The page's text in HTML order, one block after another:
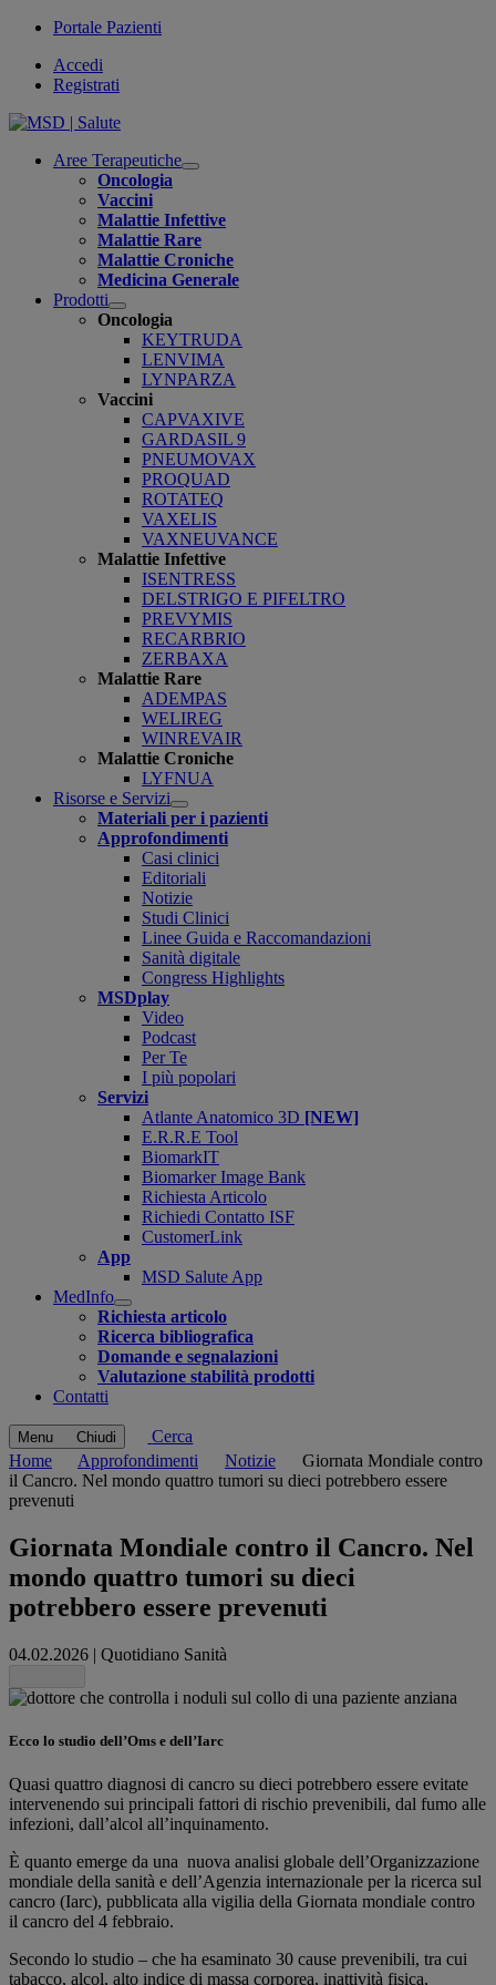
Portale Pazienti
Accedi
Registrati
Aree Terapeutiche
Open
Oncologia
Vaccini
Malattie Infettive
Malattie Rare
Malattie Croniche
Medicina Generale
Prodotti
Open
submenu
Oncologia
KEYTRUDA
LENVIMA
LYNPARZA
Vaccini
CAPVAXIVE
GARDASIL 9
PNEUMOVAX
PROQUAD
ROTATEQ
VAXELIS
VAXNEUVANCE
Malattie Infettive
ISENTRESS
DELSTRIGO E PIFELTRO
PREVYMIS
RECARBRIO
ZERBAXA
Malattie Rare
ADEMPAS
WELIREG
WINREVAIR
Malattie Croniche
LYFNUA
Risorse e Servizi
Open
submenu
Materiali per i pazienti
Approfondimenti
Casi clinici
Editoriali
Notizie
Studi Clinici
Linee Guida e Raccomandazioni
Sanità digitale
Congress Highlights
MSDplay
Video
Podcast
Per Te
I più popolari
Servizi
Atlante Anatomico 3D [NEW]
E.R.R.E Tool
BiomarkIT
Biomarker Image Bank
Richiesta Articolo
Richiedi Contatto ISF
CustomerLink
App
MSD Salute App
MedInfo
Open
submenu
Richiesta articolo
Ricerca bibliografica
Domande e segnalazioni
Valutazione stabilità prodotti
Contatti
Menu Chiudi
Cerca
Home
Approfondimenti Notizie
Giornata Mondiale contro
il Cancro. Nel mondo quattro tumori su dieci potrebbero essere
prevenuti
Giornata Mondiale contro il Cancro. Nel
mondo quattro tumori su dieci
potrebbero essere prevenuti
04.02.2026 | Quotidiano Sanità
Ecco lo studio dell’Oms e dell’Iarc
Quasi quattro diagnosi di cancro su dieci potrebbero essere evitate
intervenendo sui principali fattori di rischio prevenibili, dal fumo alle
infezioni, dall’alcol all’inquinamento.
È quanto emerge da una nuova analisi globale dell’Organizzazione
mondiale della sanità e dell’Agenzia internazionale per la ricerca sul
cancro (Iarc), pubblicata alla vigilia della Giornata mondiale contro
il cancro del 4 febbraio.
Secondo lo studio – che ha esaminato 30 cause prevenibili, tra cui
tabacco, alcol, alto indice di massa corporea, inattività fisica,